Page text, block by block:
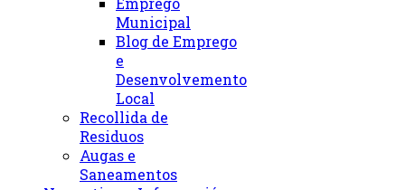
Municipal
Blog de Emprego
e
Desenvolvemento
Local
Recollida de
Residuos
Augas e
Saneamentos